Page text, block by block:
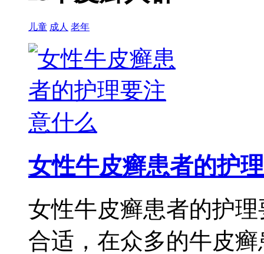
儿童 成人 老年
女性牛皮癣患者的护理
女性牛皮癣患者的护
合适，在众多的牛皮